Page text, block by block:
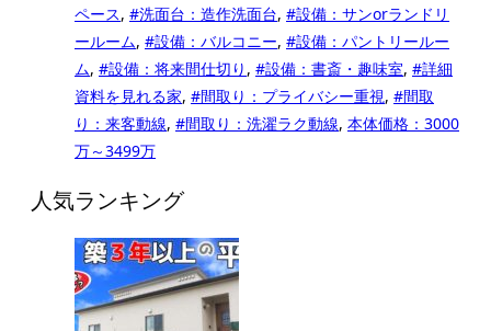
ペース, #洗面台：造作洗面台, #設備：サンorランドリ
ールーム, #設備：バルコニー, #設備：パントリールー
ム, #設備：将来間仕切り , #設備：書斎・趣味室, #詳細
資料を見れる家, #間取り：プライバシー重視, #間取
り：来客動線, #間取り：洗濯ラク動線, 本体価格：3000
万～3499万
人気ランキング